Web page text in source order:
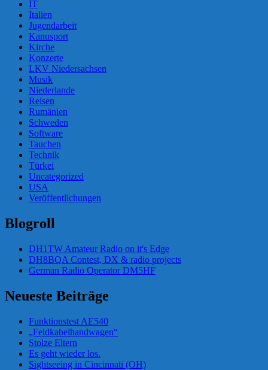
IT
Italien
Jugendarbeit
Kanusport
Kirche
Konzerte
LKV Niedersachsen
Musik
Niederlande
Reisen
Rumänien
Schweden
Software
Tauchen
Technik
Türkei
Uncategorized
USA
Veröffentlichungen
Blogroll
DH1TW Amateur Radio on it's Edge
DH8BQA Contest, DX & radio projects
German Radio Operator DM5HF
Neueste Beiträge
Funktionstest AE540
„Feldkabelhandwagen“
Stolze Eltern
Es geht wieder los.
Sightseeing in Cincinnati (OH)